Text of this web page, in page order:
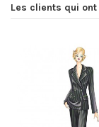
Les clients qui